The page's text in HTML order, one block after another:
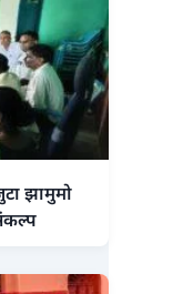
झामुमो